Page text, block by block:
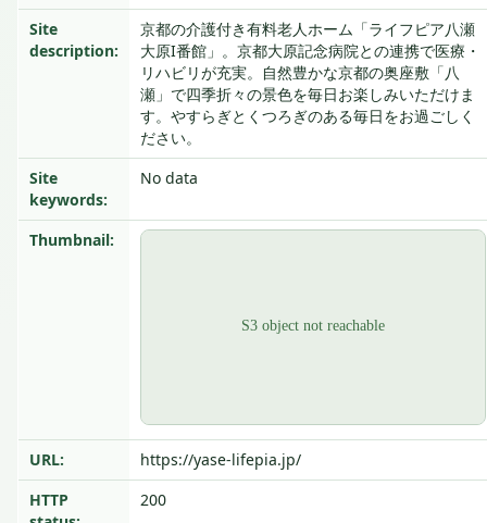
Site
description:
京都の介護付き有料老人ホーム「ライフピア八瀬
大原I番館」。京都大原記念病院との連携で医療・
リハビリが充実。自然豊かな京都の奥座敷「八
瀬」で四季折々の景色を毎日お楽しみいただけま
す。やすらぎとくつろぎのある毎日をお過ごしく
ださい。
Site
keywords:
No data
Thumbnail:
URL:
https://yase-lifepia.jp/
HTTP
200